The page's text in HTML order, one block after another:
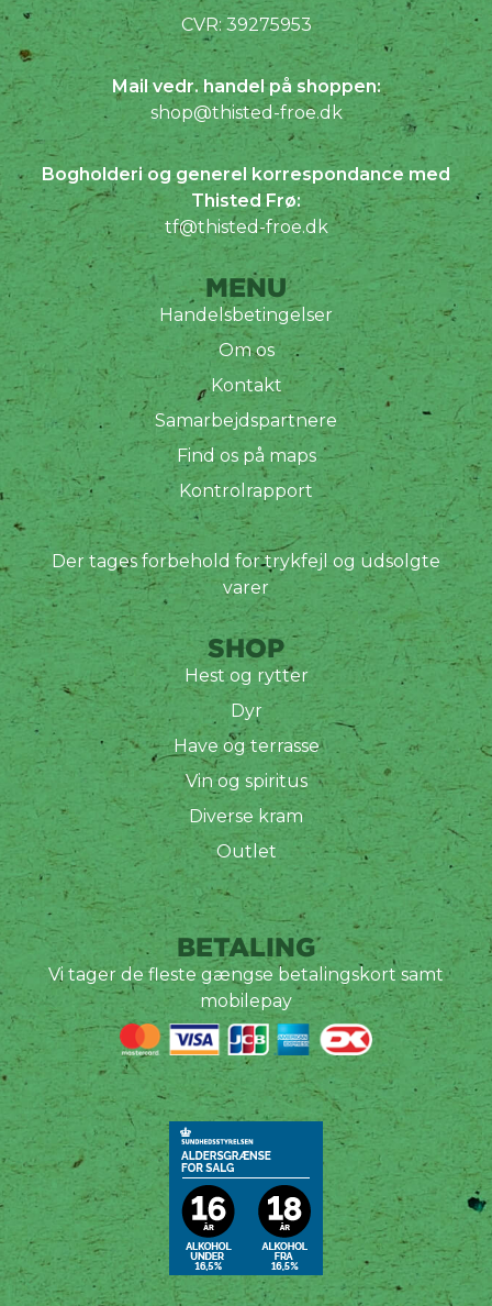
CVR: 39275953
Mail vedr. handel på shoppen:
shop@thisted-froe.dk
Bogholderi og generel korrespondance med
Thisted Frø:
tf@thisted-froe.dk
MENU
Handelsbetingelser
Om os
Kontakt
Samarbejdspartnere
Find os på maps
Kontrolrapport
Der tages forbehold for trykfejl og udsolgte
varer
SHOP
Hest og rytter
Dyr
Have og terrasse
Vin og spiritus
Diverse kram
Outlet
BETALING
Vi tager de fleste gængse betalingskort samt
mobilepay